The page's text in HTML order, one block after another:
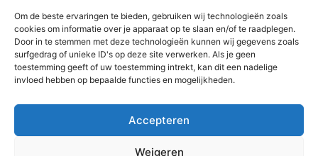
Om de beste ervaringen te bieden, gebruiken wij technologieën zoals
cookies om informatie over je apparaat op te slaan en/of te raadplegen.
Door in te stemmen met deze technologieën kunnen wij gegevens zoals
surfgedrag of unieke ID's op deze site verwerken. Als je geen
toestemming geeft of uw toestemming intrekt, kan dit een nadelige
invloed hebben op bepaalde functies en mogelijkheden.
Accepteren
Weigeren
De best gelezen stukken op een rij
Investeer in de toekomst met deze installateur voor
zonnepanelen nabij Gent
Reken op de expertise van deze kinesist uit Wetteren
topservice
L’achat d’un lot de voiture aux marchands et professionnels
de l’automobile
Le meilleur placement dans l’immobilier récréatif